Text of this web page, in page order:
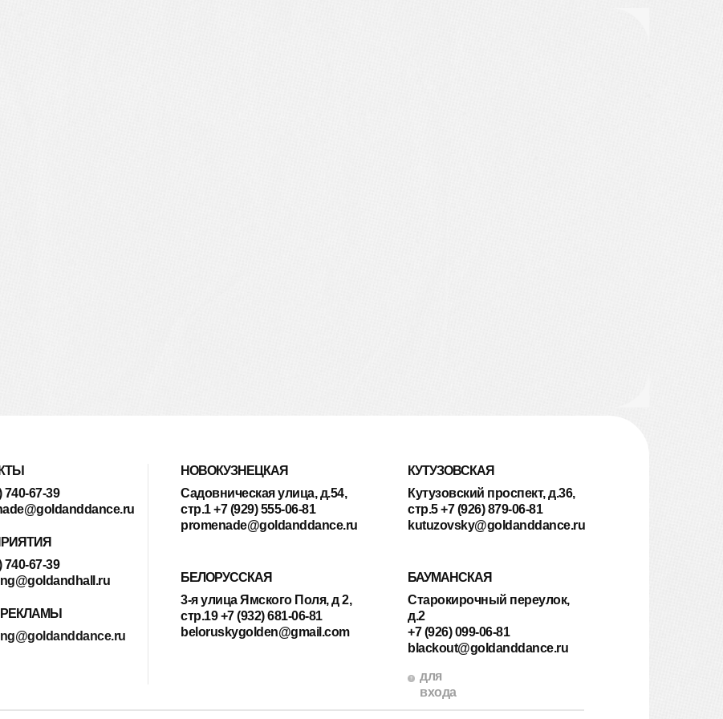
740-67-39
НОВОКУЗНЕЦКАЯ КУТУЗОВСКАЯ
БЕЛОРУССКАЯ БАУМАНСКАЯ
740-67-39
Садовническая улица, д.54,
стр.1 +7 (929) 555-06-81
promenade@goldanddance.ru
Кутузовский проспект, д.36,
стр.5 +7 (926) 879-06-81
kutuzovsky@goldanddance.ru
3-я улица Ямского Поля, д 2,
стр.19 +7 (932) 681-06-81
beloruskygolden@gmail.com
для
входа
Старокирочный переулок,
д.2
+7 (926) 099-06-81
blackout@goldanddance.ru